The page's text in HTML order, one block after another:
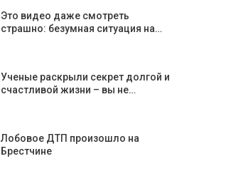
Это видео даже смотреть
страшно: безумная ситуация на…
Ученые раскрыли секрет долгой и
счастливой жизни – вы не…
Лобовое ДТП произошло на
Брестчине